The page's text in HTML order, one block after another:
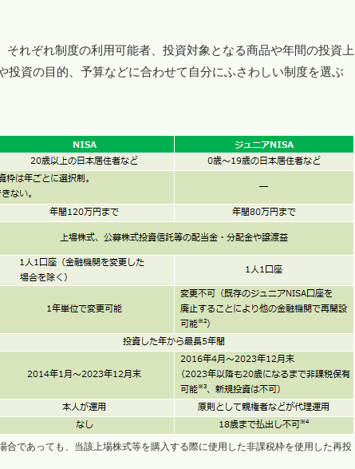
れぞれ制度の利用可能者、投資対象となる商品や年間の投資上
投資の目的、予算などに合わせて自分にふさわしい制度を選ぶ
であっても、当該上場株式等を購入する際に使用した非課税枠を使用した再投